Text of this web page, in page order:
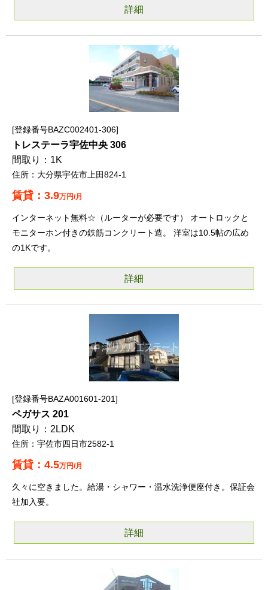
詳細
登録番号BAZC002401-306
トレステーラ宇佐中央 306
1K
大分県宇佐市上田824-1
3.9万円/月
インターネット無料☆（ルーターが必要です） オートロックと
モニターホン付きの鉄筋コンクリート造。 洋室は10.5帖の広め
の1Kです。
詳細
登録番号BAZA001601-201
ペガサス 201
2LDK
宇佐市四日市2582-1
4.5万円/月
久々に空きました。給湯・シャワー・温水洗浄便座付き。保証会
社加入要。
詳細